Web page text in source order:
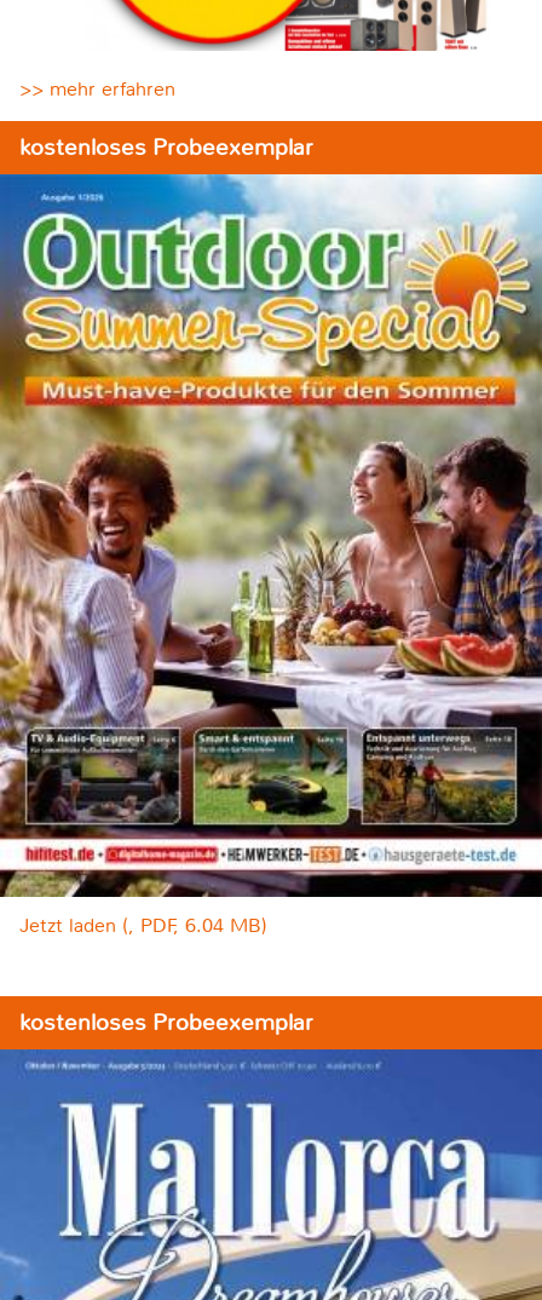
>> mehr erfahren
kostenloses Probeexemplar
Jetzt laden (, PDF, 6.04 MB)
kostenloses Probeexemplar